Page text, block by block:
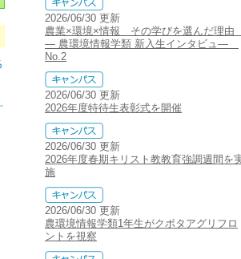
2026/06/30 更新
農業×環境×情報 その学びを選んだ理由
― 農環境情報学類 新入生インタビュ―
No.2
2026/06/30 更新
2026年度特待生表彰式を開催
2026/06/30 更新
2026年度春期キリスト教教育強調週間を
施
2026/06/30 更新
農環境情報学類1年生がクボタアグリフロ
ントを視察